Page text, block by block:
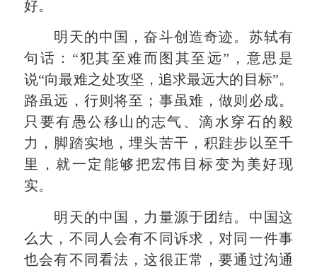
好。
明天的中国，奋斗创造奇迹。苏轼有
句话：“犯其至难而图其至远”，意思是
说“向最难之处攻坚，追求最远大的目标”。
路虽远，行则将至；事虽难，做则必成。
只要有愚公移山的志气、滴水穿石的毅
力，脚踏实地，埋头苦干，积跬步以至千
里，就一定能够把宏伟目标变为美好现
实。
明天的中国，力量源于团结。中国这
么大，不同人会有不同诉求，对同一件事
也会有不同看法，这很正常，要通过沟通